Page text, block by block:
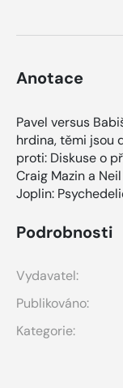
Anotace
Pavel versus
hrdina, těmi jsou
proti: Diskuse o
Craig Mazin a
Joplin:
Podrobnosti
Vydavatel:
Publikováno:
Kategorie: